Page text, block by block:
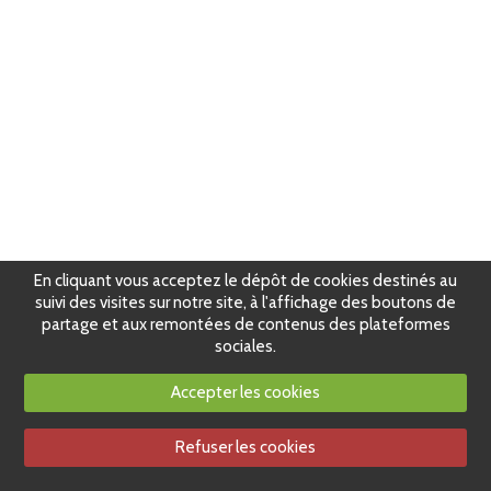
En cliquant vous acceptez le dépôt de cookies destinés au
suivi des visites sur notre site, à l'affichage des boutons de
partage et aux remontées de contenus des plateformes
sociales.
Accepter les cookies
Refuser les cookies